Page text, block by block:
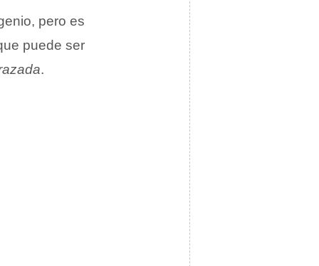
pero es
puede ser
.